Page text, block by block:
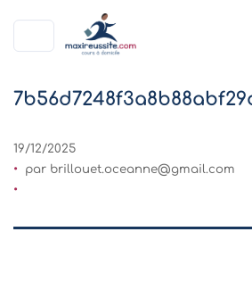
19/12/2025
par brillouet.oceanne@gmail.com